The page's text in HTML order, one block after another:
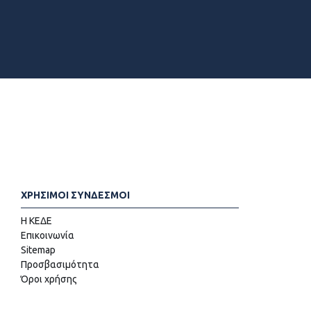
ΧΡΗΣΙΜΟΙ ΣΥΝΔΕΣΜΟΙ
Η ΚΕΔΕ
Επικοινωνία
Sitemap
Προσβασιμότητα
Όροι χρήσης